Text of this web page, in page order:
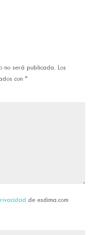
no será publicada. Los
con *
de esdima.com